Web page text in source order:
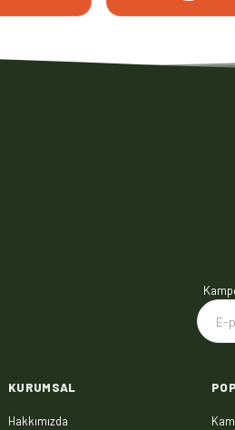
KURUMSAL
Hakkımızda